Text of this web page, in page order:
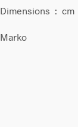
Dimensions : cm
Marko